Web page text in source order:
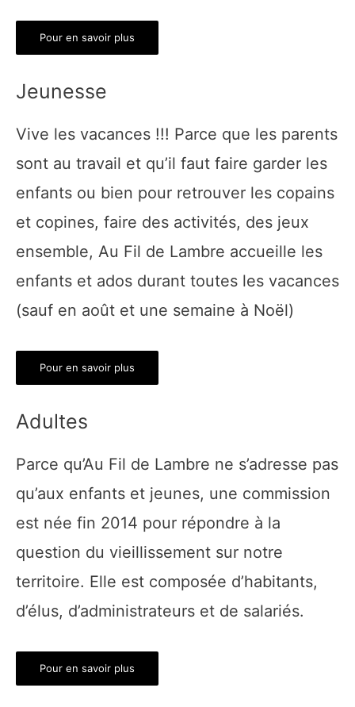
Pour en savoir plus
Jeunesse
Vive les vacances !!! Parce que les parents
sont au travail et qu’il faut faire garder les
enfants ou bien pour retrouver les copains
et copines, faire des activités, des jeux
ensemble, Au Fil de Lambre accueille les
enfants et ados durant toutes les vacances
(sauf en août et une semaine à Noël)
Pour en savoir plus
Adultes
Parce qu’Au Fil de Lambre ne s’adresse pas
qu’aux enfants et jeunes, une commission
est née fin 2014 pour répondre à la
question du vieillissement sur notre
territoire. Elle est composée d’habitants,
d’élus, d’administrateurs et de salariés.
Pour en savoir plus